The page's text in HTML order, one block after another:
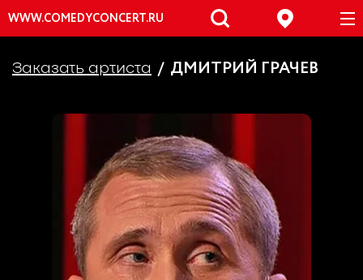
WWW.COMEDYCONCERT.RU
Заказать артиста ДМИТРИЙ ГРАЧЕВ